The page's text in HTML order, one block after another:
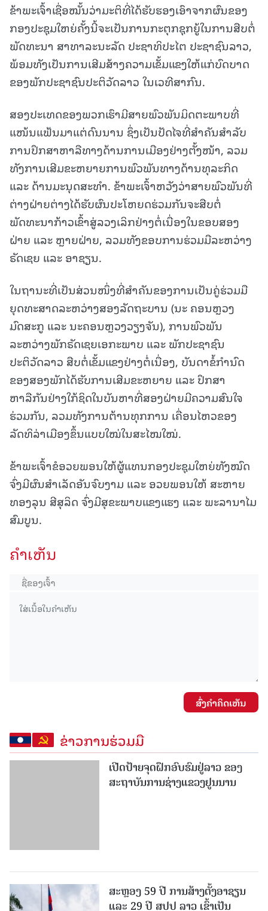
ຂ້າພະເຈົ້າເຊື່ອໝັ້ນວ່າມະຕິທີ່ໄດ້ຮັບຮອງເອົາຈາກຜົນຂອງ
ກອງປະຊຸມໃຫຍ່ຄັ້ງນີ້ຈະເປັນການກະຕຸກຊຸກຍູ້ໃນການສືບຕໍ່
ພັດທະນາ ສາທາລະນະລັດ ປະຊາທິປະໄຕ ປະຊາຊົນລາວ,
ພ້ອມທັງເປັນການເສີມສ້າງຄວາມເຂັ້ມແຂງໃຫ້ແກ່ບົດບາດ
ຂອງພັກປະຊາຊົນປະຕິວັດລາວ ໃນເວທີສາກົນ.
ສອງປະເທດຂອງພວກເຮົາມີສາຍພົວພັນມິດຕະພາບທີ່
ແໜ້ນແຟ້ນມາແຕ່ດົນນານ ຊຶ່ງເປັນປັດໄຈທີ່ສໍາຄັນສໍາລັບ
ການປຶກສາຫາລືທາງດ້ານການເມືອງຢ່າງຕັ້ງໜ້າ, ລວມ
ທັງການເສີມຂະຫຍາຍການພົວພັນທາງດ້ານທຸລະກິດ
ແລະ ດ້ານມະນຸດສະທຳ. ຂ້າພະເຈົ້າຫວັງວ່າສາຍພົວພັນທີ່
ຕ່າງຝ່າຍຕ່າງໄດ້ຮັບຜົນປະໂຫຍດຮ່ວມກັນຈະສືບຕໍ່
ພັດທະນາກ້າວເຂົ້າສູ່ລວງເລິກຢ່າງຕໍ່ເນື່ອງໃນຂອບສອງ
ຝ່າຍ ແລະ ຫຼາຍຝ່າຍ, ລວມທັງຂອບການຮ່ວມມືລະຫວ່າງ
ຣັດເຊຍ ແລະ ອາຊຽນ.
ໃນຖານະທີ່ເປັນສ່ວນໜຶ່ງທີ່ສຳຄັນຂອງການເປັນຄູ່ຮ່ວມມື
ຍຸດທະສາດລະຫວ່າງສອງລັດຖະບານ (ນະ ຄອນຫຼວງ
ມົດສະກູ ແລະ ນະຄອນຫຼວງວຽງຈັນ), ການພົວພັນ
ລະຫວ່າງພັກຣັດເຊຍເອກະພາບ ແລະ ພັກປະຊາຊົນ
ປະຕິວັດລາວ ສືບຕໍ່ເຂັ້ມແຂງຢ່າງຕໍ່ເນື່ອງ, ບັນດາຂໍ້ກໍານົດ
ຂອງສອງພັກໄດ້ຮັບການເສີມຂະຫຍາຍ ແລະ ປຶກສາ
ຫາລືກັນຢ່າງໃກ້ຊິດໃນບັນຫາທີ່ສອງຝ່າຍມີຄວາມສົນໃຈ
ຮ່ວມກັນ, ລວມທັງການຕ້ານທຸກການ ເຄື່ອນໄຫວຂອງ
ລັດທິລ່າເມືອງຂຶ້ນແບບໃໝ່ໃນສະໄໝໃໝ່.
ຂ້າພະເຈົ້າຂໍອວຍພອນໃຫ້ຜູ້ແທນກອງປະຊຸມໃຫຍ່ທັງໝົດ
ຈົ່ງມີຜົນສໍາເລັດອັນຈົບງາມ ແລະ ອວຍພອນໃຫ້ ສະຫາຍ
ທອງລຸນ ສີສຸລິດ ຈົ່ງມີສຸຂະພາບແຂງແຮງ ແລະ ພະລານາໄມ
ສົມບູນ.
ຄໍາເຫັນ
ສົ່ງຄໍາຄິດເຫັນ
ຂ່າວການຮ່ວມມື
ເປີດປ້າຍຈຸດຝຶກອົບຮົມຢູ່ລາວ ຂອງ
ສະຖາບັນການຊ່າງແຂວງຢູນນານ
ແລະ 29 ປີ ສປປ ລາວ ເຂົ້າເປັນ
ສະມາຊິກອາຊຽນ